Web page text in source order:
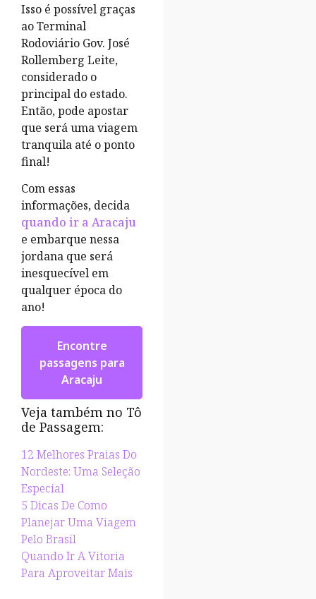
Isso é possível graças
ao Terminal
Rodoviário Gov. José
Rollemberg Leite,
considerado o
principal do estado.
Então, pode apostar
que será uma viagem
tranquila até o ponto
final!
Com essas
informações, decida
quando ir a Aracaju
e embarque nessa
jordana que será
inesquecível em
qualquer época do
ano!
Encontre
passagens para
Aracaju
Veja também no Tô
de Passagem:
12 Melhores Praias Do
Nordeste: Uma Seleção
Especial
5 Dicas De Como
Planejar Uma Viagem
Pelo Brasil
Quando Ir A Vitoria
Para Aproveitar Mais